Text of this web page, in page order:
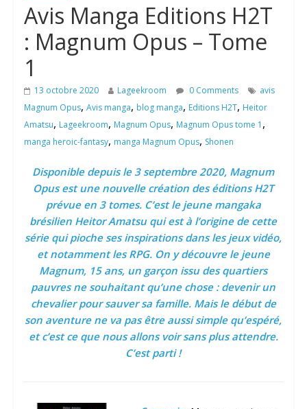
Avis Manga Editions H2T
: Magnum Opus – Tome
1
13 octobre 2020 Lageekroom 0 Comments
avis
Magnum Opus, Avis manga, blog manga, Editions H2T, Heitor
Amatsu, Lageekroom, Magnum Opus, Magnum Opus tome 1 ,
manga heroic-fantasy, manga Magnum Opus, Shonen
Disponible depuis le 3 septembre 2020, Magnum
Opus est une nouvelle création des éditions H2T
prévue en 3 tomes. C’est le jeune mangaka
brésilien Heitor Amatsu qui est à l’origine de cette
série qui pioche ses inspirations dans les jeux vidéo,
et notamment les RPG. On y découvre le jeune
Magnum, 15 ans, un garçon issu des quartiers
pauvres ne souhaitant qu’une chose : devenir un
chevalier pour sauver sa famille. Mais le début de
son aventure ne va pas être aussi simple qu’espéré,
et c’est ce que nous allons voir sans plus attendre.
C’est parti !